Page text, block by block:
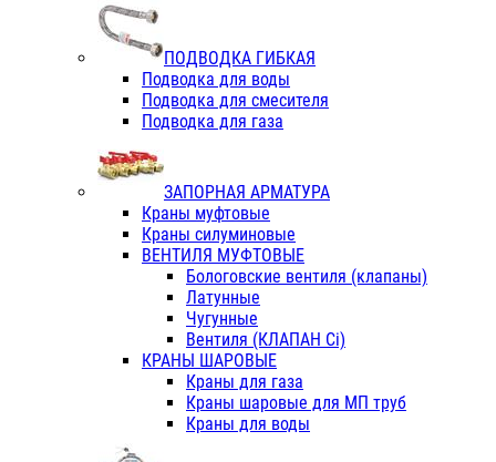
ПОДВОДКА ГИБКАЯ
Подводка для воды
Подводка для смесителя
Подводка для газа
ЗАПОРНАЯ АРМАТУРА
Краны муфтовые
Краны силуминовые
ВЕНТИЛЯ МУФТОВЫЕ
Бологовские вентиля (клапаны)
Латунные
Чугунные
Вентиля (КЛАПАН Сi)
КРАНЫ ШАРОВЫЕ
Краны для газа
Краны шаровые для МП труб
Краны для воды